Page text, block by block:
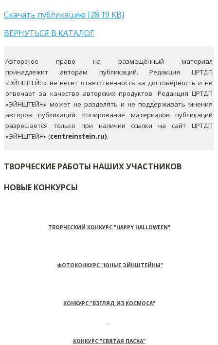
Скачать публикацию [28.19 KB]
ВЕРНУТЬСЯ В КАТАЛОГ
Авторское право на размещённый материал
принадлежит авторам публикаций. Редакция ЦРТДП
«ЭЙНШТЕЙН» не несет ответственность за достоверность и не
отвечает за качество авторских продуктов. Редакция ЦРТДП
«ЭЙНШТЕЙН» может не разделять и не поддерживать мнения
авторов публикаций. Копирование материалов публикаций
разрешается только при наличии ссылки на сайт ЦРТДП
«ЭЙНШТЕЙН» (centreinstein.ru).
ТВОРЧЕСКИЕ РАБОТЫ НАШИХ УЧАСТНИКОВ
НОВЫЕ КОНКУРСЫ
ТВОРЧЕСКИЙ КОНКУРС "HAPPY HALLOWEEN"
ФОТОКОНКУРС "ЮНЫЕ ЭЙНШТЕЙНЫ"
КОНКУРС "ВЗГЛЯД ИЗ КОСМОСА"
КОНКУРС "СВЯТАЯ ПАСХА"